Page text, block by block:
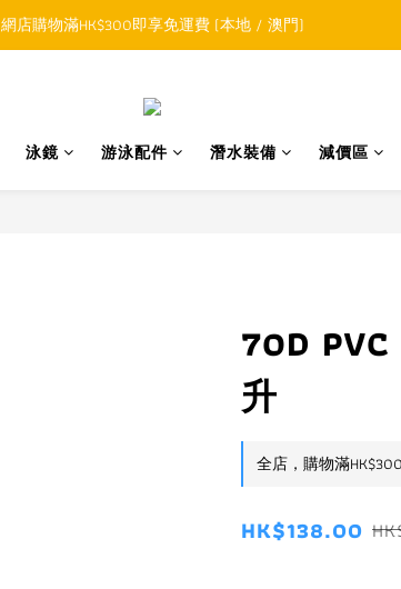
順豐香港SFHK APP取件通知功能將取代SMS短訊
網店購物滿HK$300即享免運費 (本地 / 澳門)
泳鏡 游泳配件 潛水裝備 減價區
70D
升
全店，購物滿
HK$138.00